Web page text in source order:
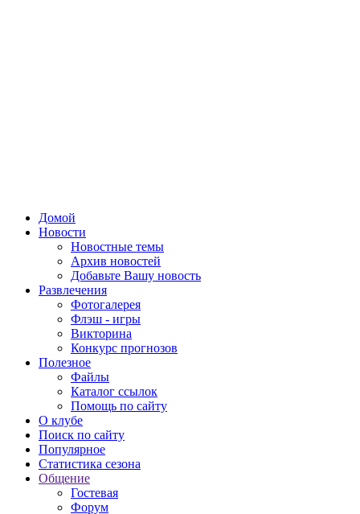
Домой
Новости
Новостные темы
Архив новостей
Добавьте Вашу новость
Развлечения
Фотогалерея
Флэш - игры
Викторина
Конкурс прогнозов
Полезное
Файлы
Каталог ссылок
Помощь по сайту
О клубе
Поиск по сайту
Популярное
Статистика сезона
Общение
Гостевая
Форум